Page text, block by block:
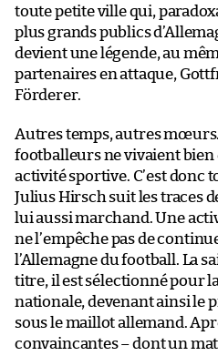
toute petite ville qui,
plus grands publics
devient une légende, au
partenaires en attaque,
Förderer.
Autres temps, autres
footballeurs ne vivaient bien
activité sportive. C’est donc
Julius Hirsch suit les traces
lui aussi marchand. Une
ne l’empêche pas de
l’Allemagne du football. La
titre, il est sélectionné pour
nationale, devenant ainsi le
sous le maillot allemand.
convaincantes – dont un